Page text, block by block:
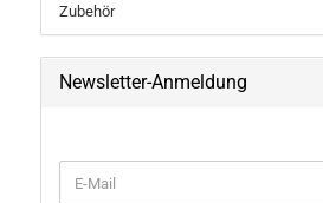
Zubehör
Newsletter-Anmeldung